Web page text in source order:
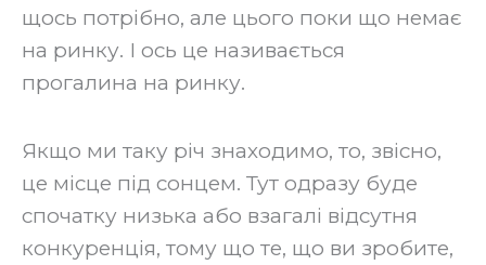
щось потрібно, але цього поки що немає
на ринку. І ось це називається
прогалина на ринку.
Якщо ми таку річ знаходимо, то, звісно,
це місце під сонцем. Тут одразу буде
спочатку низька або взагалі відсутня
конкуренція, тому що те, що ви зробите,